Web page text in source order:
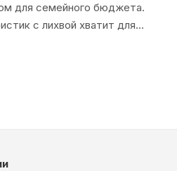
для семейного бюджета.
с лихвой хватит для